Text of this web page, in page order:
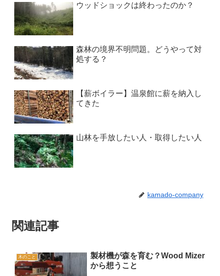
ウッドショックは終わったのか？
森林の境界不明問題。どうやって対
処する？
【薪ボイラー】温泉館に薪を納入し
てきた
山林を手放したい人・取得したい人
kamado-company
関連記事
木のこと
製材機が森を育む？Wood Mizer
から想うこと